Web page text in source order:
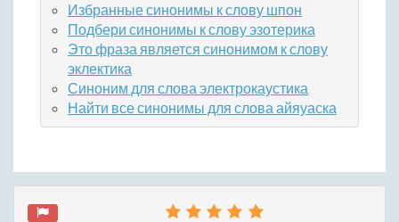
Избранные синонимы к слову шпон
Подбери синонимы к слову эзотерика
Это фраза является синонимом к слову
эклектика
Синоним для слова электрокаустика
Найти все синонимы для слова айяуаска